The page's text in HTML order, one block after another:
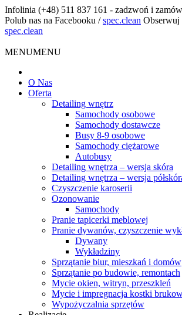
Infolinia (+48) 511 837 161 - zadzwoń i
Polub nas na Facebooku /spec.clean Obserwuj
spec.clean
MENUMENU
O Nas
Oferta
Detailing wnętrz
Samochody osobowe
Samochody dostawcze
Busy 8-9 osobowe
Samochody ciężarowe
Autobusy
Detailing wnętrza – wersja skóra
Detailing wnętrza – wersja
Czyszczenie karoserii
Ozonowanie
Samochody
Pranie tapicerki meblowej
Pranie dywanów, czyszczenie
Dywany
Wykładziny
Sprzątanie biur, mieszkań i domów
Sprzątanie po budowie, remontach
Mycie okien, witryn, przeszkleń
Mycie i impregnacja kostki
Wypożyczalnia sprzętów